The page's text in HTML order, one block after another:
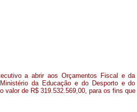
a abrir aos Orçamentos Fiscal e da
da Educação e do Desporto e do
valor de R$ 319.532.569,00, para os fins